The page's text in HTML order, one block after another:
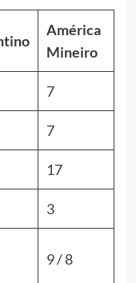
América
Mineiro
7
7
17
3
9 / 8